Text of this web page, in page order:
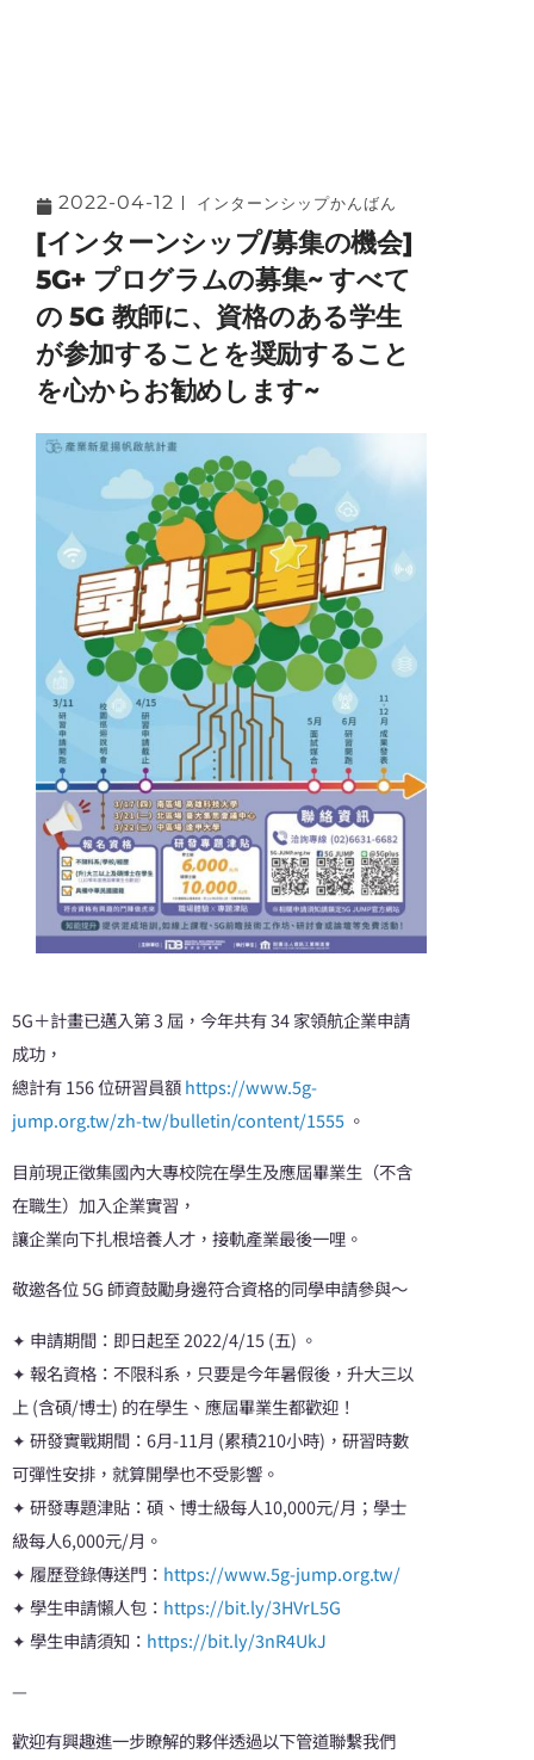
2022-04-12 インターンシップかんばん
[インターンシップ/募集の機会]
5G+ プログラムの募集~ すべて
の 5G 教師に、資格のある学生
が参加することを奨励すること
を心からお勧めします~
5G＋計畫已邁入第 3 屆，今年共有 34 家領航企業申請
成功，
總計有 156 位研習員額https://www.5g-
jump.org.tw/zh-tw/bulletin/content/1555 。
目前現正徵集國內大專校院在學生及應屆畢業生（不含
在職生）加入企業實習，
讓企業向下扎根培養人才，接軌產業最後一哩。
敬邀各位 5G 師資鼓勵身邊符合資格的同學申請參與～
✦ 申請期間：即日起至 2022/4/15 (五) 。
✦ 報名資格：不限科系，只要是今年暑假後，升大三以
上 (含碩/博士) 的在學生、應屆畢業生都歡迎！
✦ 研發實戰期間：6月-11月 (累積210小時)，研習時數
可彈性安排，就算開學也不受影響。
✦ 研發專題津貼：碩、博士級每人10,000元/月；學士
級每人6,000元/月。
✦ 履歷登錄傳送門： https://www.5g-jump.org.tw/
✦ 學生申請懶人包： https://bit.ly/3HVrL5G
✦ 學生申請須知： https://bit.ly/3nR4UkJ
—
歡迎有興趣進一步瞭解的夥伴透過以下管道聯繫我們